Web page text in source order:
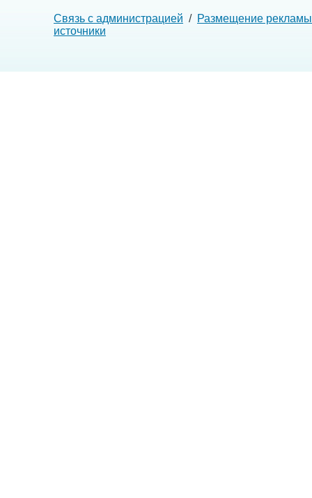
Связь с администрацией / Размещение рекламы
источники